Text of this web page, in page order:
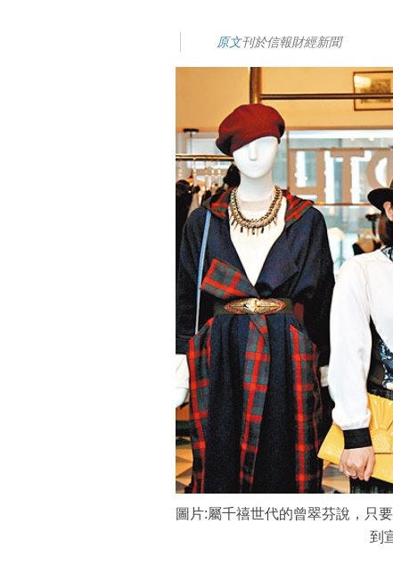
原文刊於信報財經新聞
圖片:屬千禧世代的曾翠芬說，只
到